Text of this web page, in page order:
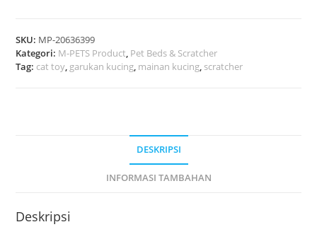
SKU: MP-20636399
Kategori: M-PETS Product, Pet Beds & Scratcher
Tag: cat toy, garukan kucing, mainan kucing, scratcher
DESKRIPSI
INFORMASI TAMBAHAN
Deskripsi